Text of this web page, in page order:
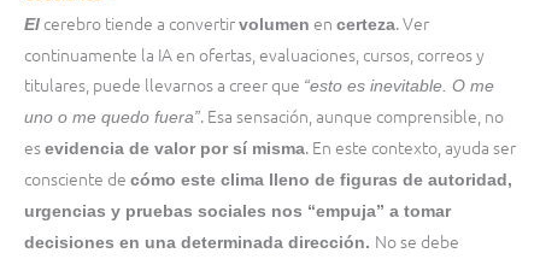
El cerebro tiende a convertir volumen en certeza. Ver
continuamente la IA en ofertas, evaluaciones, cursos, correos y
titulares, puede llevarnos a creer que “esto es inevitable. O me
uno o me quedo fuera”. Esa sensación, aunque comprensible, no
es evidencia de valor por sí misma. En este contexto, ayuda ser
consciente de cómo este clima lleno de figuras de autoridad,
urgencias y pruebas sociales nos “empuja” a tomar
decisiones en una determinada dirección. No se debe